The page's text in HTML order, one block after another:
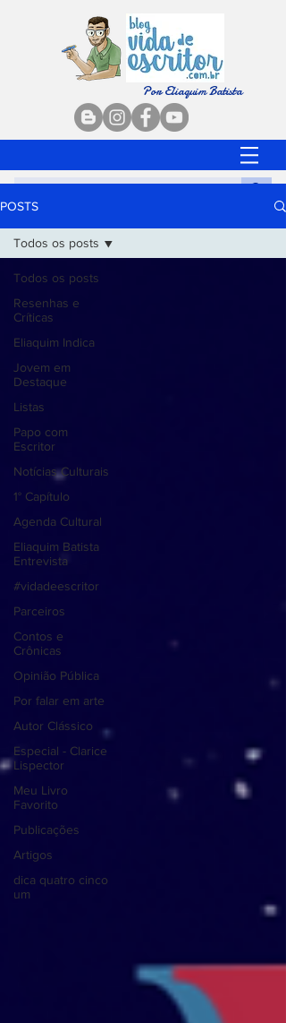
Por Eliaquim Batista
POSTS
Todos os posts
Resenhas e
Críticas
Eliaquim Indica
Jovem em
Destaque
Listas
Papo com
Escritor
Notícias Culturais
1° Capítulo
Agenda Cultural
Eliaquim Batista
Entrevista
#vidadeescritor
Parceiros
Contos e
Crônicas
Opinião Pública
Por falar em arte
Autor Clássico
Especial - Clarice
Lispector
Meu Livro
Favorito
Publicações
Artigos
dica quatro cinco
um
Todos os posts